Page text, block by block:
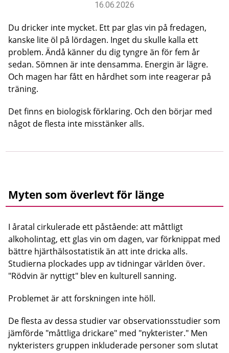
16.06.2026
Du dricker inte mycket. Ett par glas vin på fredagen,
kanske lite öl på lördagen. Inget du skulle kalla ett
problem. Ändå känner du dig tyngre än för fem år
sedan. Sömnen är inte densamma. Energin är lägre.
Och magen har fått en hårdhet som inte reagerar på
träning.
Det finns en biologisk förklaring. Och den börjar med
något de flesta inte misstänker alls.
Myten som överlevt för länge
I åratal cirkulerade ett påstående: att måttligt
alkoholintag, ett glas vin om dagen, var förknippat med
bättre hjärthälsostatistik än att inte dricka alls.
Studierna plockades upp av tidningar världen över.
"Rödvin är nyttigt" blev en kulturell sanning.
Problemet är att forskningen inte höll.
De flesta av dessa studier var observationsstudier som
jämförde "måttliga drickare" med "nykterister." Men
nykteristers gruppen inkluderade personer som slutat